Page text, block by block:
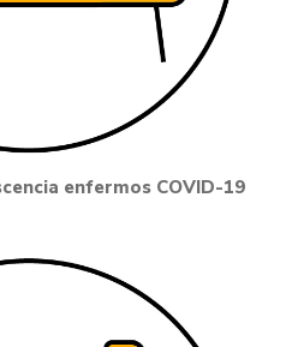
enfermos COVID-19